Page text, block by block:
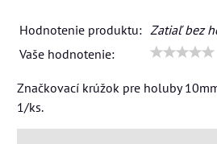
Hodnotenie produktu: Zatiaľ bez
Vaše hodnotenie:
Značkovací krúžok pre holuby
1/ks.